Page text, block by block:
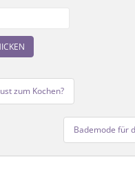
zum Kochen?
Bademode für